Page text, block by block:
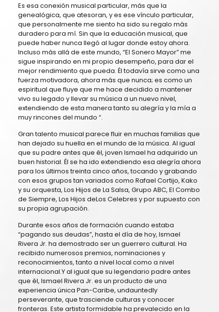
Es esa conexión musical particular, más que la
genealógica, que atesoran, y es ese vínculo particular,
que personalmente me siento ha sido su regalo más
duradero para mí. Sin que la educación musical, que
puede haber nunca llegó al lugar donde estoy ahora.
Incluso más allá de este mundo, “El Sonero Mayor” me
sigue inspirando en mi propio desempeño, para dar el
mejor rendimiento que pueda. Él todavía sirve como una
fuerza motivadora, ahora más que nunca; es como un
espiritual que fluye que me hace decidido a mantener
vivo su legado y llevar su música a un nuevo nivel,
extendiendo de esta manera tanto su alegría y la mía a
muy rincones del mundo “.
Gran talento musical parece fluir en muchas familias que
han dejado su huella en el mundo de la música. Al igual
que su padre antes que él, joven Ismael ha adquirido un
buen historial. Él se ha ido extendiendo esa alegría ahora
para los últimos treinta cinco años, tocando y grabando
con esos grupos tan variados como Rafael Cortijo, Kako
y su orquesta, Los Hijos de La Salsa, Grupo ABC, El Combo
de Siempre, Los Hijos deLos Celebres y por supuesto con
su propia agrupación.
Durante esos años de formación cuando estaba
“pagando sus deudas”, hasta el día de hoy, Ismael
Rivera Jr. ha demostrado ser un guerrero cultural. Ha
recibido numerosos premios, nominaciones y
reconocimientos, tanto a nivel local como a nivel
internacional.Y al igual que su legendario padre antes
que él, Ismael Rivera Jr. es un producto de una
experiencia única Pan-Caribe, undauntedly
perseverante, que trasciende culturas y conocer
fronteras. Este artista formidable ha prevalecido en la